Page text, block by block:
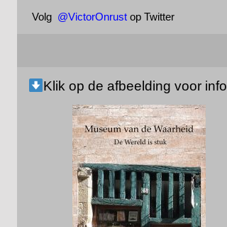
Volg @VictorOnrust op Twitter
Klik op de afbeelding voor info